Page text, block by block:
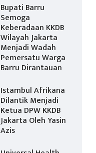
Bupati Barru
Semoga
Keberadaan KKDB
Wilayah Jakarta
Menjadi Wadah
Pemersatu Warga
Barru Dirantauan
Istambul Afrikana
Dilantik Menjadi
Ketua DPW KKDB
Jakarta Oleh Yasin
Azis